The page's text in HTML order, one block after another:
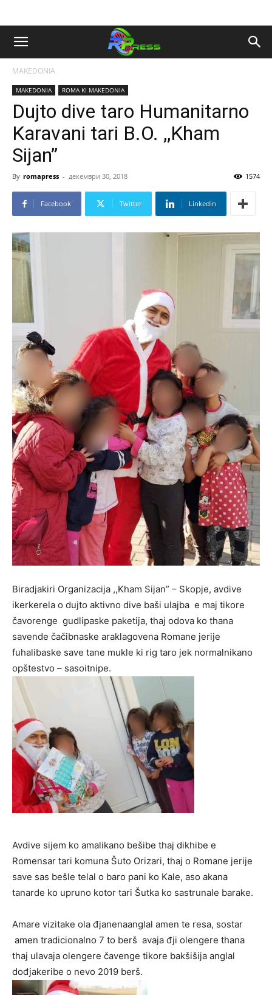
MAKEDONIA
MAKEDONIA ROMA KI MAKEDONIA
Dujto dive taro Humanitarno
Karavani tari B.O. ,,Kham
Sijan”
By romapress - декември 30, 2018 1574
Facebook Twitter Linkedin
Biradjakiri Organizacija ,,Kham Sijan” – Skopje, avdive
ikerkerela o dujto aktivno dive baši ulajba e maj tikore
čavorenge gudlipaske paketija, thaj odova ko thana
savende čačibnaske araklagovena Romane jerije
fuhalibaske save tane mukle ki rig taro jek normalnikano
opštestvo – sasoitnipe.
Avdive sijem ko amalikano bešibe thaj dikhibe e
Romensar tari komuna Šuto Orizari, thaj o Romane jerije
save sas bešle telal o baro pani ko Kale, aso akana
tanarde ko upruno kotor tari Šutka ko sastrunale barake.
Amare vizitake ola đjanenaanglal amen te resa, sostar
amen tradicionalno 7 to berš avaja đji olengere thana
thaj ulavaja olengere čavenge tikore bakšišija anglal
dođjakeribe o nevo 2019 berš.